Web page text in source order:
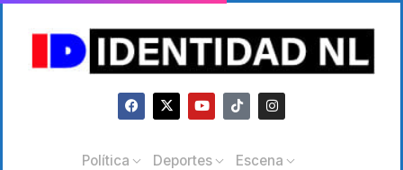
Política Deportes
Escena